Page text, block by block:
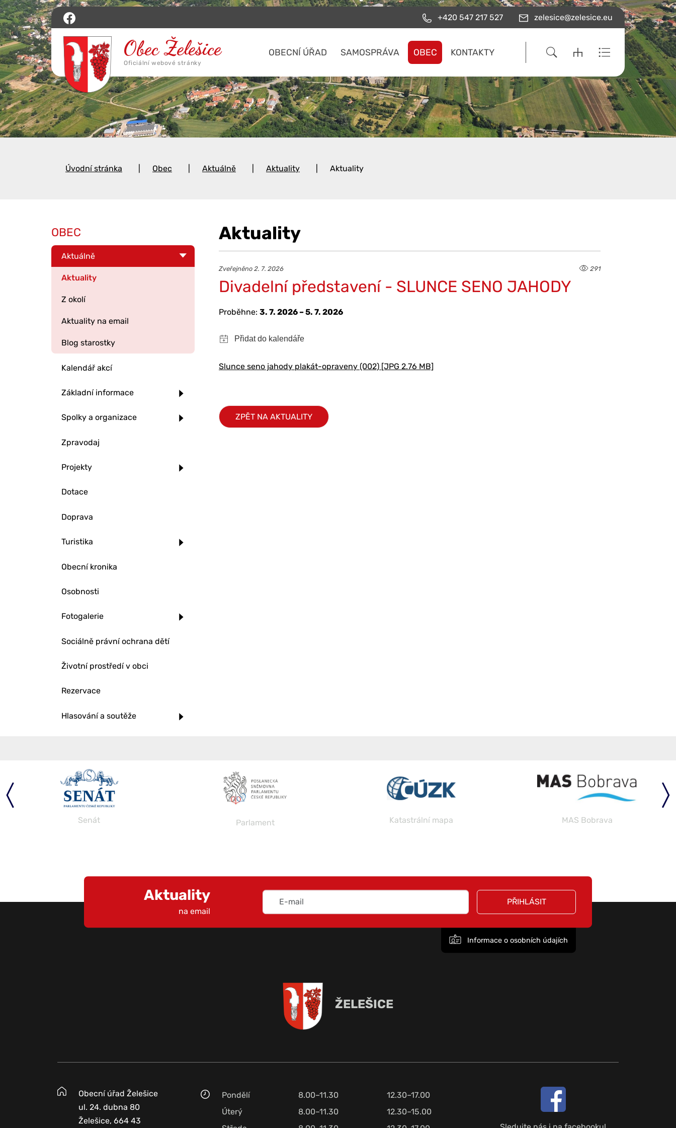
+420 547 217 527 zelesice@zelesice.eu
OBECNÍ ÚŘAD SAMOSPRÁVA OBEC KONTAKTY
Úvodní stránka Obec Aktuálně Aktuality Aktuality
Aktuality
Zveřejněno 2. 7. 2026 291
Divadelní představení - SLUNCE SENO JAHODY
Proběhne: 3. 7. 2026 – 5. 7. 2026
Slunce seno jahody plakát-opraveny (002) [JPG 2.76 MB]
ZPĚT NA AKTUALITY
OBEC
Aktuálně
Aktuality
Z okolí
Aktuality na email
Blog starostky
Kalendář akcí
Základní informace
Spolky a organizace
Zpravodaj
Projekty
Dotace
Doprava
Turistika
Obecní kronika
Osobnosti
Fotogalerie
Sociálně právní ochrana dětí
Životní prostředí v obci
Rezervace
Hlasování a soutěže
Senát Parlament Katastrální mapa MAS Bobrava
Aktuality
na email
PŘIHLÁSIT
Informace o osobních údajích
ŽELEŠICE
Obecní úřad Želešice
ul. 24. dubna 80
Želešice, 664 43
Pondělí 8.00–11.30
12.30–17.00
Úterý
8.00–11.30
12.30–15.00